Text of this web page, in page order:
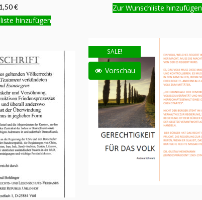
€
hinzufügen
Zur Wunschliste hinzufügen
SALE!
Vorschau